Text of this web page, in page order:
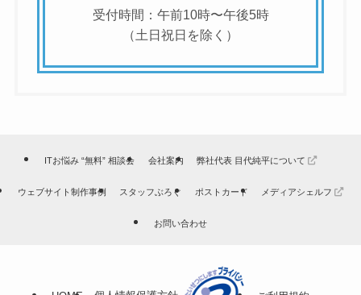
受付時間：午前10時〜午後5時
（土日祝日を除く）
ITお悩み “無料” 相談会 会社案内 弊社代表 目代純平について
ウェブサイト制作事例 スタッフぶろぐ ポストカード メディアシェルフ
お問い合わせ